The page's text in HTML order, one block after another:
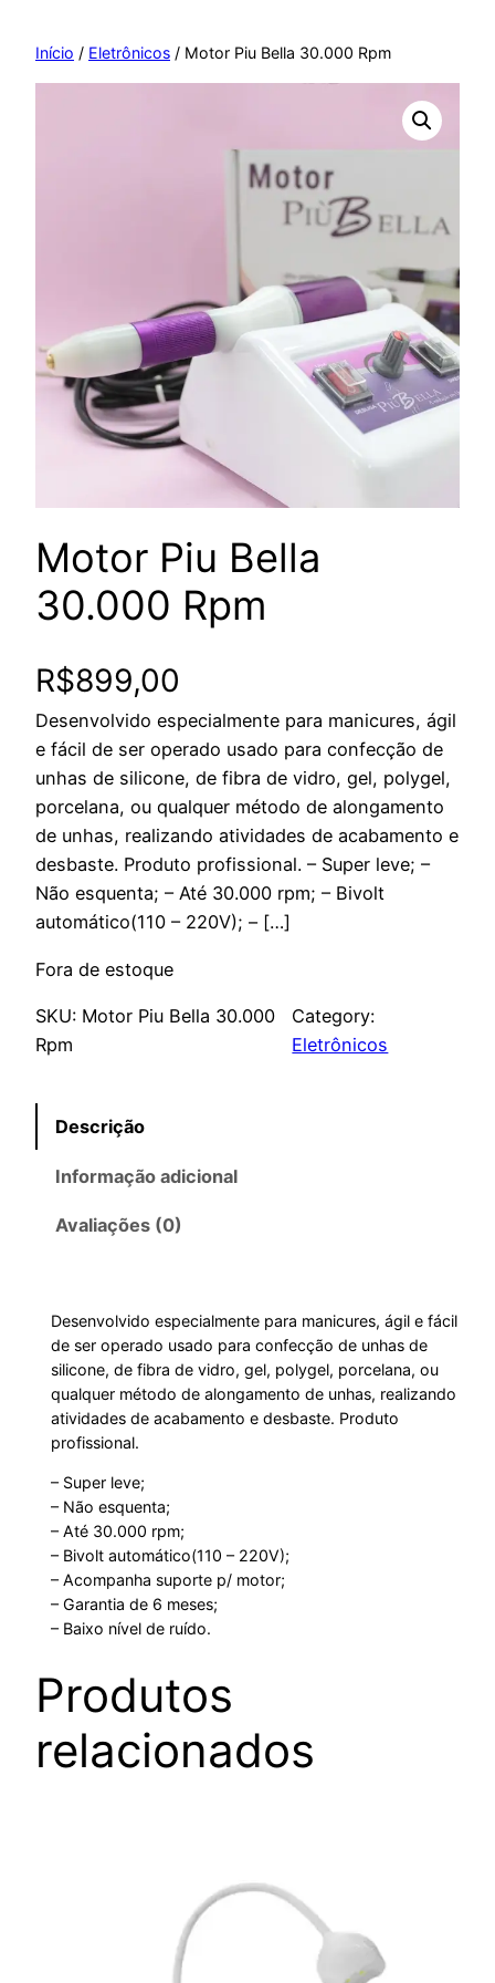
paraInício / Eletrônicos / Motor Piu Bella 30.000 Rpm
Motor Piu Bella
30.000 Rpm
R$899,00
Desenvolvido especialmente para manicures, ágil
e fácil de ser operado usado para confecção de
unhas de silicone, de fibra de vidro, gel, polygel,
porcelana, ou qualquer método de alongamento
de unhas, realizando atividades de acabamento e
desbaste. Produto profissional. – Super leve; –
Não esquenta; – Até 30.000 rpm; – Bivolt
automático(110 – 220V); – […]
Fora de estoque
SKU: Motor Piu Bella 30.000
Rpm
Category:
Eletrônicos
Descrição
Informação adicional
Avaliações (0)
Desenvolvido especialmente para manicures, ágil e fácil
de ser operado usado para confecção de unhas de
silicone, de fibra de vidro, gel, polygel, porcelana, ou
qualquer método de alongamento de unhas, realizando
atividades de acabamento e desbaste. Produto
profissional.
– Super leve;
– Não esquenta;
– Até 30.000 rpm;
– Bivolt automático(110 – 220V);
– Acompanha suporte p/ motor;
– Garantia de 6 meses;
– Baixo nível de ruído.
Produtos
relacionados